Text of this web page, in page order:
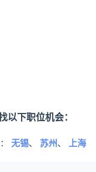
以下职位机会：
无锡、 苏州、 上海